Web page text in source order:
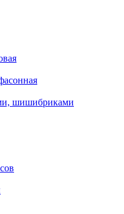
шишибриками